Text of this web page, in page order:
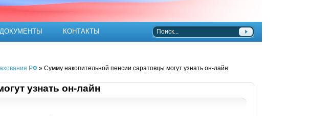
ДОКУМЕНТЫ КОНТАКТЫ
РФ » Сумму накопительной пенсии саратовцы могут узнать он-лайн
узнать он-лайн